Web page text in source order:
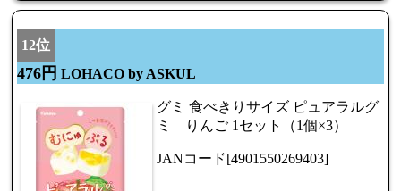
12位
476円 LOHACO by ASKUL
グミ 食べきりサイズ ピュアラルグ
ミ りんご 1セット（1個×3）
JANコード[4901550269403]